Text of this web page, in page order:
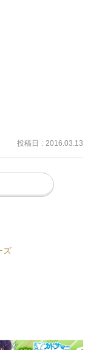
投稿日 : 2016.03.13
ズ